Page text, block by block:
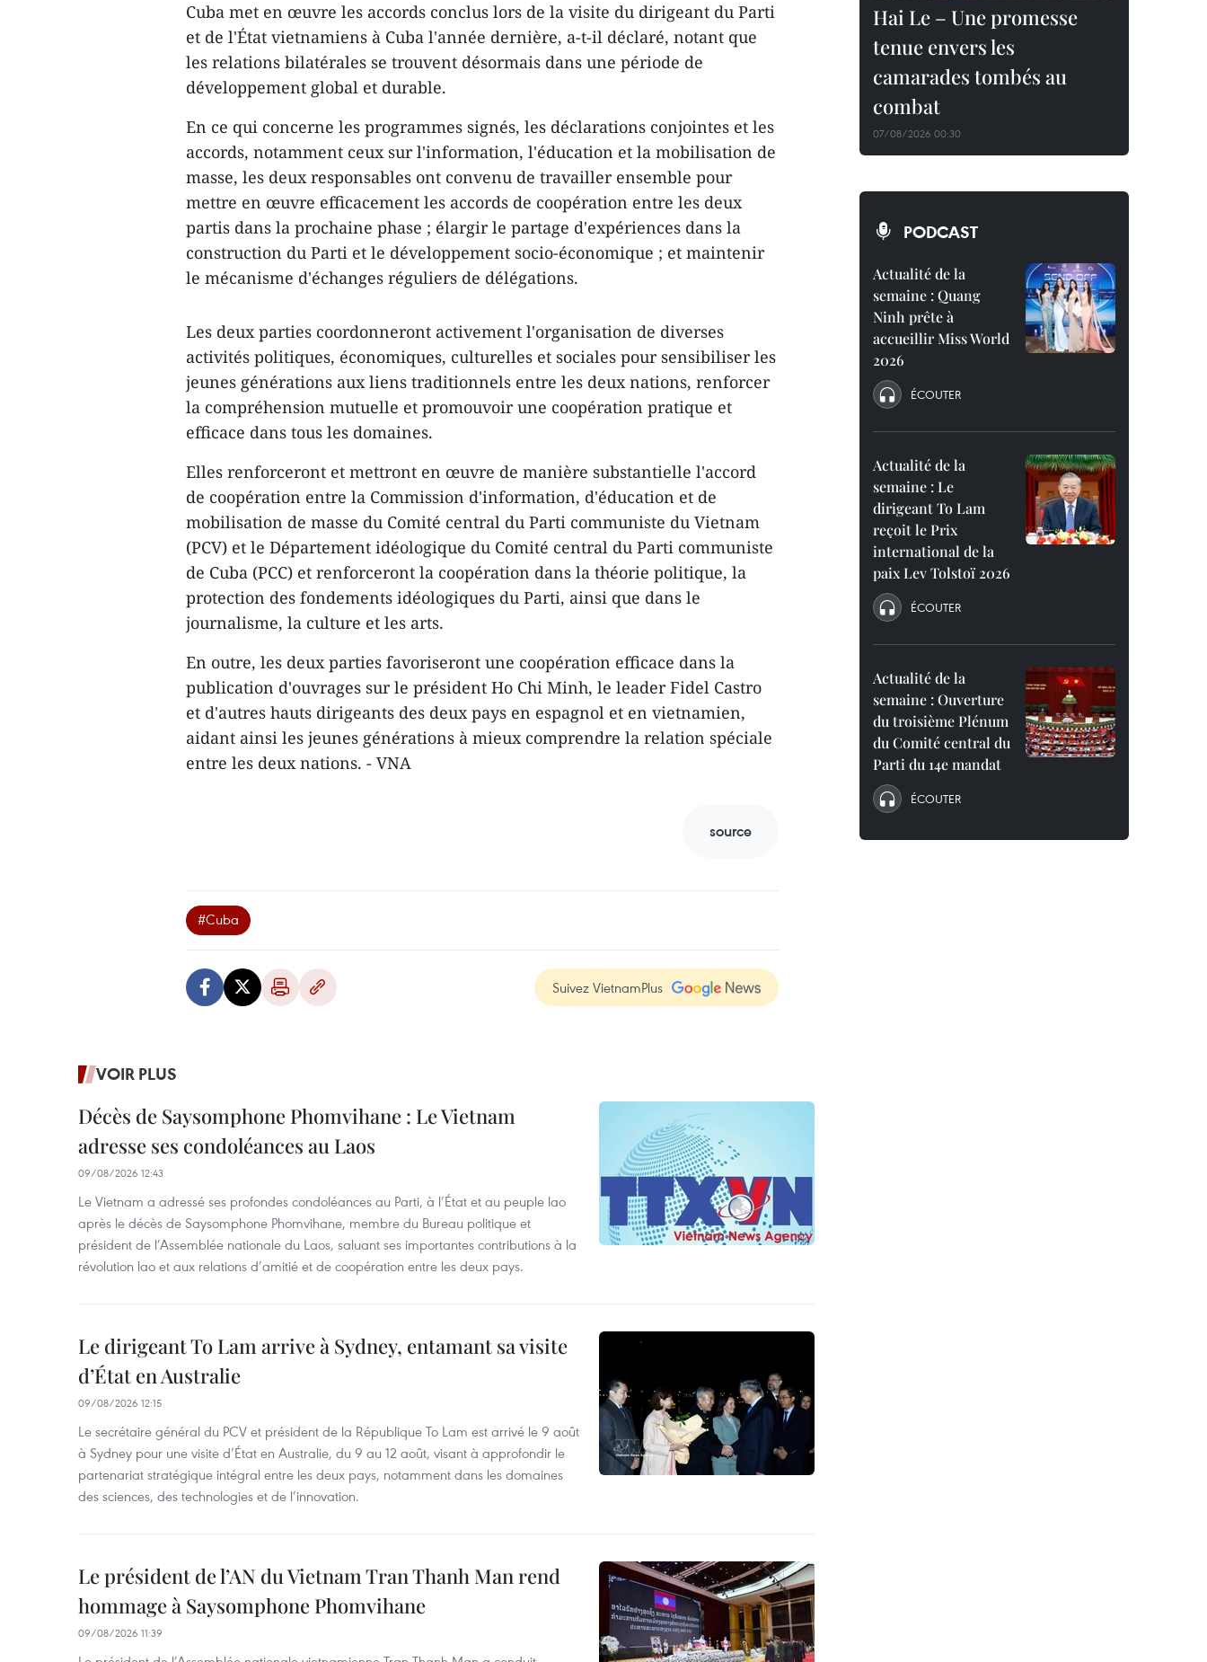
Cuba met en œuvre les accords conclus lors de la visite du dirigeant du Parti
et de l'État vietnamiens à Cuba l'année dernière, a-t-il déclaré, notant que
les relations bilatérales se trouvent désormais dans une période de
développement global et durable.
En ce qui concerne les programmes signés, les déclarations conjointes et les
accords, notamment ceux sur l'information, l'éducation et la mobilisation de
masse, les deux responsables ont convenu de travailler ensemble pour
mettre en œuvre efficacement les accords de coopération entre les deux
partis dans la prochaine phase ; élargir le partage d'expériences dans la
construction du Parti et le développement socio-économique ; et maintenir
le mécanisme d'échanges réguliers de délégations.
Les deux parties coordonneront activement l'organisation de diverses
activités politiques, économiques, culturelles et sociales pour sensibiliser les
jeunes générations aux liens traditionnels entre les deux nations, renforcer
la compréhension mutuelle et promouvoir une coopération pratique et
efficace dans tous les domaines.
Elles renforceront et mettront en œuvre de manière substantielle l'accord
de coopération entre la Commission d'information, d'éducation et de
mobilisation de masse du Comité central du Parti communiste du Vietnam
(PCV) et le Département idéologique du Comité central du Parti communiste
de Cuba (PCC) et renforceront la coopération dans la théorie politique, la
protection des fondements idéologiques du Parti, ainsi que dans le
journalisme, la culture et les arts.
En outre, les deux parties favoriseront une coopération efficace dans la
publication d'ouvrages sur le président Ho Chi Minh, le leader Fidel Castro
et d'autres hauts dirigeants des deux pays en espagnol et en vietnamien,
aidant ainsi les jeunes générations à mieux comprendre la relation spéciale
entre les deux nations. - VNA
source
#Cuba
Suivez VietnamPlus
VOIR PLUS
Décès de Saysomphone Phomvihane : Le Vietnam
adresse ses condoléances au Laos
09/08/2026 12:43
Le Vietnam a adressé ses profondes condoléances au Parti, à l’État et au peuple lao
après le décès de Saysomphone Phomvihane, membre du Bureau politique et
président de l’Assemblée nationale du Laos, saluant ses importantes contributions à la
révolution lao et aux relations d’amitié et de coopération entre les deux pays.
Le dirigeant To Lam arrive à Sydney, entamant sa visite
d’État en Australie
09/08/2026 12:15
Le secrétaire général du PCV et président de la République To Lam est arrivé le 9 août
à Sydney pour une visite d’État en Australie, du 9 au 12 août, visant à approfondir le
partenariat stratégique intégral entre les deux pays, notamment dans les domaines
des sciences, des technologies et de l’innovation.
Le président de l’AN du Vietnam Tran Thanh Man rend
hommage à Saysomphone Phomvihane
09/08/2026 11:39
Hai Le – Une promesse
tenue envers les
camarades tombés au
combat
07/08/2026 00:30
PODCAST
Actualité de la
semaine : Quang
Ninh prête à
accueillir Miss World
2026
ÉCOUTER
Actualité de la
semaine : Le
dirigeant To Lam
reçoit le Prix
international de la
paix Lev Tolstoï 2026
ÉCOUTER
Actualité de la
semaine : Ouverture
du troisième Plénum
du Comité central du
Parti du 14e mandat
ÉCOUTER